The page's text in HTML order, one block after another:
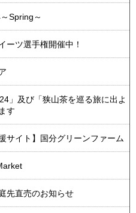
Spring～
ーツ選手権開催中！
」及び「狭山茶を巡る旅に出よ
す
サイト】国分グリーンファーム
先直売のお知らせ